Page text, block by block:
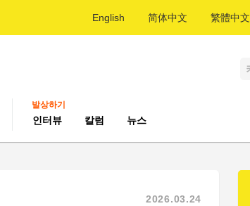
English 简体中文 繁體中文
발상하기
인터뷰 칼럼 뉴스
2026.03.24